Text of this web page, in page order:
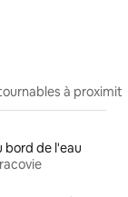
à
bord de l'eau